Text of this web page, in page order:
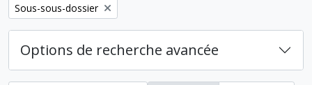
Remove filter:
Sous-sous-dossier
Options de recherche avancée